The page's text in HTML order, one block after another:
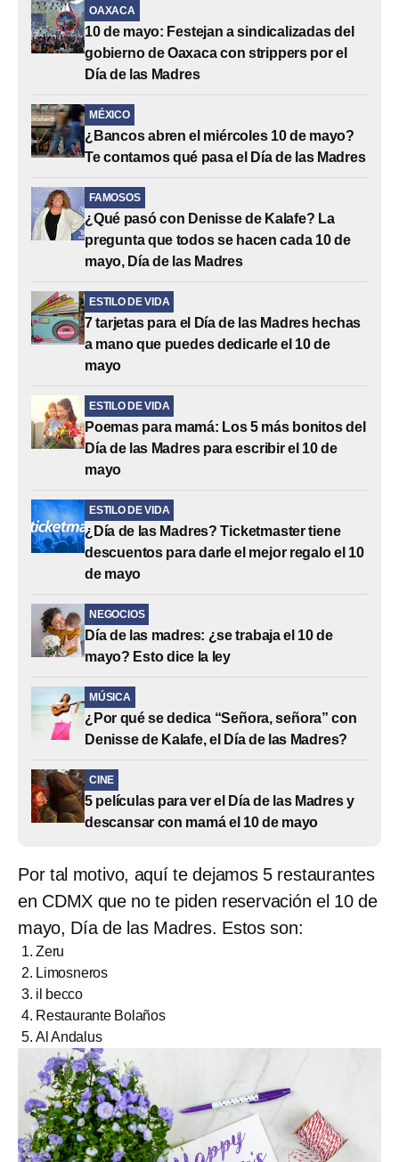
OAXACA
10 de mayo: Festejan a sindicalizadas del
gobierno de Oaxaca con strippers por el
Día de las Madres
MÉXICO
¿Bancos abren el miércoles 10 de mayo?
Te contamos qué pasa el Día de las Madres
FAMOSOS
¿Qué pasó con Denisse de Kalafe? La
pregunta que todos se hacen cada 10 de
mayo, Día de las Madres
ESTILO DE VIDA
7 tarjetas para el Día de las Madres hechas
a mano que puedes dedicarle el 10 de
mayo
ESTILO DE VIDA
Poemas para mamá: Los 5 más bonitos del
Día de las Madres para escribir el 10 de
mayo
ESTILO DE VIDA
¿Día de las Madres? Ticketmaster tiene
descuentos para darle el mejor regalo el 10
de mayo
NEGOCIOS
Día de las madres: ¿se trabaja el 10 de
mayo? Esto dice la ley
MÚSICA
¿Por qué se dedica “Señora, señora” con
Denisse de Kalafe, el Día de las Madres?
CINE
5 películas para ver el Día de las Madres y
descansar con mamá el 10 de mayo
Por tal motivo, aquí te dejamos 5 restaurantes
en CDMX que no te piden reservación el 10 de
mayo, Día de las Madres. Estos son:
Zeru
Limosneros
il becco
Restaurante Bolaños
Al Andalus